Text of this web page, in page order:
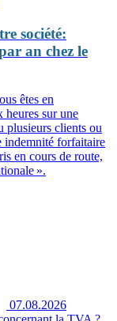
société:
an chez le
êtes en
heures sur une
plusieurs clients ou
indemnité forfaitaire
en cours de route,
».
07.08.2026